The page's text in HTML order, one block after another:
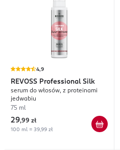
4,9
REVOSS Professional Silk
serum do włosów, z proteinami
jedwabiu
75 ml
29,99 zł
100 ml = 39,99 zł